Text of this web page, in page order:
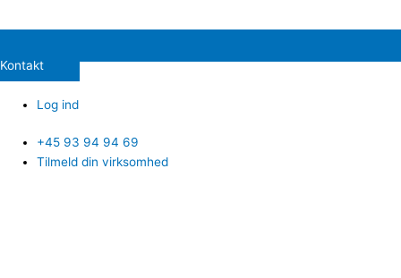
Kontakt
Log ind
+45 93 94 94 69
Tilmeld din virksomhed